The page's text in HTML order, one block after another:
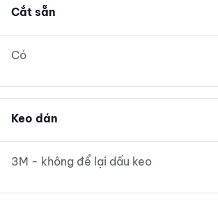
Cắt sẵn
Có
Keo dán
3M - không để lại dấu keo